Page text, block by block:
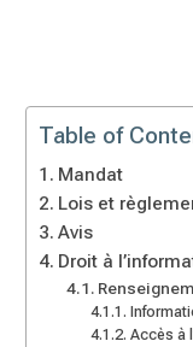
Table of
Mandat
Lois et
Avis
Droit à
Accès à